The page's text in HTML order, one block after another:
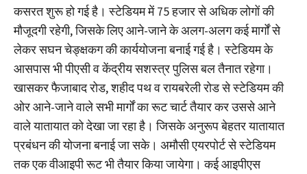
कसरत शुरू हो गई है। स्टेडियम में 75 हजार से अधिक लोगों की
मौजूदगी रहेगी, जिसके लिए आने-जाने के अलग-अलग कई मार्गों से
लेकर सघन चेङ्क्षकग की कार्ययोजना बनाई गई है। स्टेडियम के
आसपास भी पीएसी व केंद्रीय सशस्त्र पुलिस बल तैनात रहेगा।
खासकर फैजाबाद रोड, शहीद पथ व रायबरेली रोड से स्टेडियम की
ओर आने-जाने वाले सभी मार्गों का रूट चार्ट तैयार कर उससे आने
वाले यातायात को देखा जा रहा है। जिसके अनुरूप बेहतर यातायात
प्रबंधन की योजना बनाई जा सके। अमौसी एयरपोर्ट से स्टेडियम
तक एक वीआइपी रूट भी तैयार किया जायेगा। कई आइपीएस